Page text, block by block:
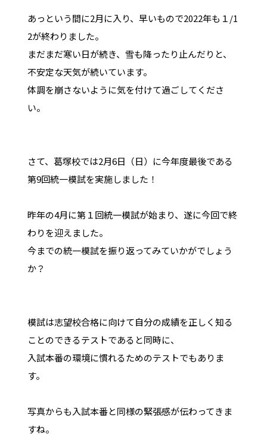
あっという間に2月に入り、早いもので2022年も１/1
2が終わりました。
まだまだ寒い日が続き、雪も降ったり止んだりと、
不安定な天気が続いています。
体調を崩さないように気を付けて過ごしてくださ
い。
さて、葛塚校では2月6日（日）に今年度最後である
第9回統一模試を実施しました！
昨年の4月に第１回統一模試が始まり、遂に今回で終
わりを迎えました。
今までの統一模試を振り返ってみていかがでしょう
か？
模試は志望校合格に向けて自分の成績を正しく知る
ことのできるテストであると同時に、
入試本番の環境に慣れるためのテストでもありま
す。
写真からも入試本番と同様の緊張感が伝わってきま
すね。